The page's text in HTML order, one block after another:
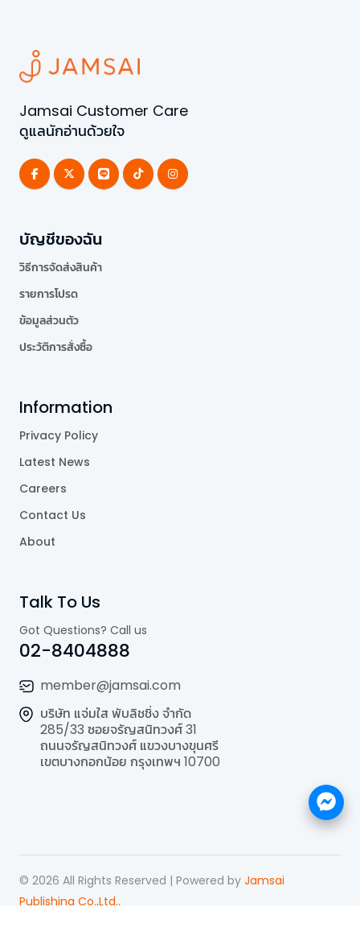
Jamsai Customer Care
ดูแลนักอ่านด้วยใจ
บัญชีของฉัน
วิธีการจัดส่งสินค้า
รายการโปรด
ข้อมูลส่วนตัว
ประวัติการสั่งซื้อ
Information
Privacy Policy
Latest News
Careers
Contact Us
About
Talk To Us
Got Questions? Call us
02-8404888
member@jamsai.com
บริษัท แจ่มใส พับลิชชิ่ง จำกัด
285/33 ซอยจรัญสนิทวงศ์ 31
ถนนจรัญสนิทวงศ์ แขวงบางขุนศรี
เขตบางกอกน้อย กรุงเทพฯ 10700
© 2026 All Rights Reserved | Powered by Jamsai
Publishing Co.,Ltd..